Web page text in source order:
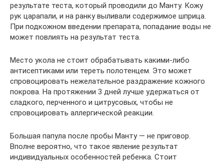
результате теста, который проводили до Манту. Кожу
рук царапали, и на ранку выливали содержимое шприца.
При подкожном введении препарата, попадание воды не
может повлиять на результат теста.
Место укола не стоит обрабатывать какими-либо
антисептиками или тереть полотенцем. Это может
спровоцировать нежелательное раздражение кожного
покрова. На протяжении 3 дней лучше удержаться от
сладкого, перченного и цитрусовых, чтобы не
спровоцировать аллергической реакции.
Большая папула после пробы Манту — не приговор.
Вполне вероятно, что такое явление результат
индивидуальных особенностей ребенка. Стоит